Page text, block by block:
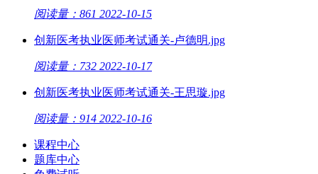
阅读量：861 2022-10-15
创新医考执业医师考试通关-卢德明.jpg
阅读量：732 2022-10-17
创新医考执业医师考试通关-王思璇.jpg
阅读量：914 2022-10-16
课程中心
题库中心